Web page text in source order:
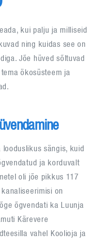
kui palju ja milliseid
ning kuidas see on
Jõe hüved sõltuvad
ökosüsteem ja
looduslikus sängis, kuid
ja korduvalt
oli jõe pikkus 117
on
õgvendati ka Luunja
Kärevere
vahel Koolioja ja